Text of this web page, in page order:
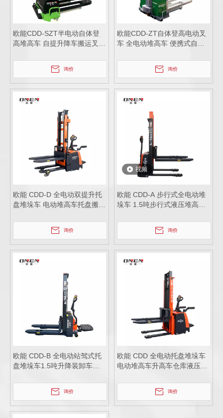
欧能CDD-SZT半电动自体登
高堆高车 自提升降车搬运叉车
询价
欧能CDD-ZT自体登高电动叉
车 全电动堆高车 便携式自提
询价
欧能 CDD-D 全电动双提升托
盘堆垛车 电动堆高车托盘搬运
仓储设备 工厂直营
询价
视频
欧能 CDD-A 步行式全电动堆
垛车 1.5吨步行式液压堆高车
设备 物料搬运设备
询价
欧能 CDD-B 全电动站驾式托
盘堆垛车1.5吨升降装卸车堆
备
询价
欧能 CDD 全电动托盘堆垛车
电动堆高车升高车仓库液压装
询价